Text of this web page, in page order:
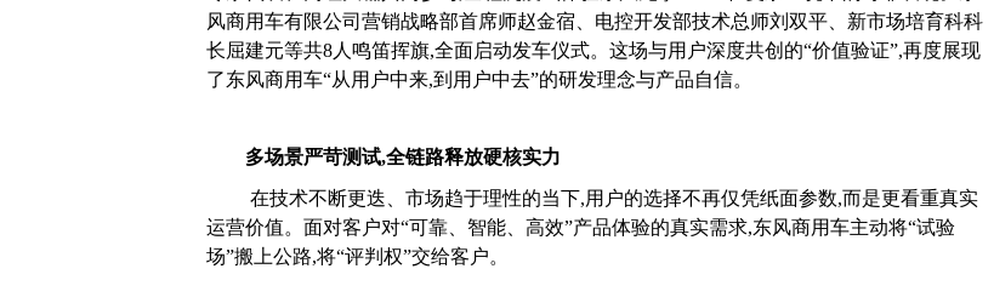
风商用车有限公司营销战略部首席师赵金宿、电控开发部技术总师刘双平、新市场培育科科
长屈建元等共8人鸣笛挥旗,全面启动发车仪式。这场与用户深度共创的“价值验证”,再度展现
了东风商用车“从用户中来,到用户中去”的研发理念与产品自信。
多场景严苛测试,全链路释放硬核实力
在技术不断更迭、市场趋于理性的当下,用户的选择不再仅凭纸面参数,而是更看重真实
运营价值。面对客户对“可靠、智能、高效”产品体验的真实需求,东风商用车主动将“试验
场”搬上公路,将“评判权”交给客户。